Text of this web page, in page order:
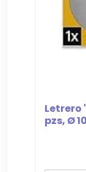
Letrero
pzs, Ø